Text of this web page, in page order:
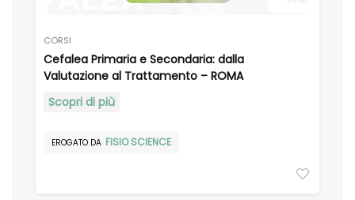
CORSI
Cefalea Primaria e Secondaria: dalla
Valutazione al Trattamento – ROMA
Scopri di più
EROGATO DA FISIO SCIENCE